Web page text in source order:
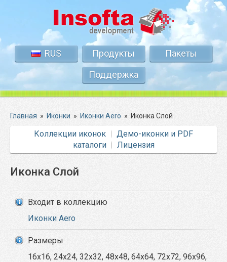
RUS Продукты
Пакеты
Поддержка
Главная » Иконки » Иконки Aero » Иконка Слой
Коллекции иконок
Демо-иконки и PDF
каталоги
Лицензия
Иконка Слой
Входит в коллекцию
Иконки Aero
Размеры
16x16, 24x24, 32x32, 48x48, 64x64, 72x72, 96x96,